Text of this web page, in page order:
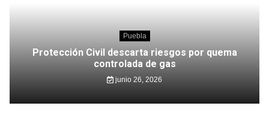
Puebla
Protección Civil descarta riesgos por quema
controlada de gas
junio 26, 2026